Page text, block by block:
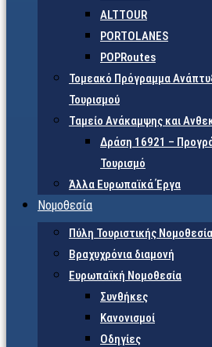
ALTTOUR
PORTOLANES
POPRoutes
Τομεακό Πρόγραμμα
Τουρισμού
Ταμείο Ανάκαμψης και
Δράση 16921 –
Τουρισμό
Άλλα Ευρωπαϊκά Έργα
Νομοθεσία
Πύλη Τουριστικής
Βραχυχρόνια διαμονή
Ευρωπαϊκή Νομοθεσία
Συνθήκες
Κανονισμοί
Οδηγίες